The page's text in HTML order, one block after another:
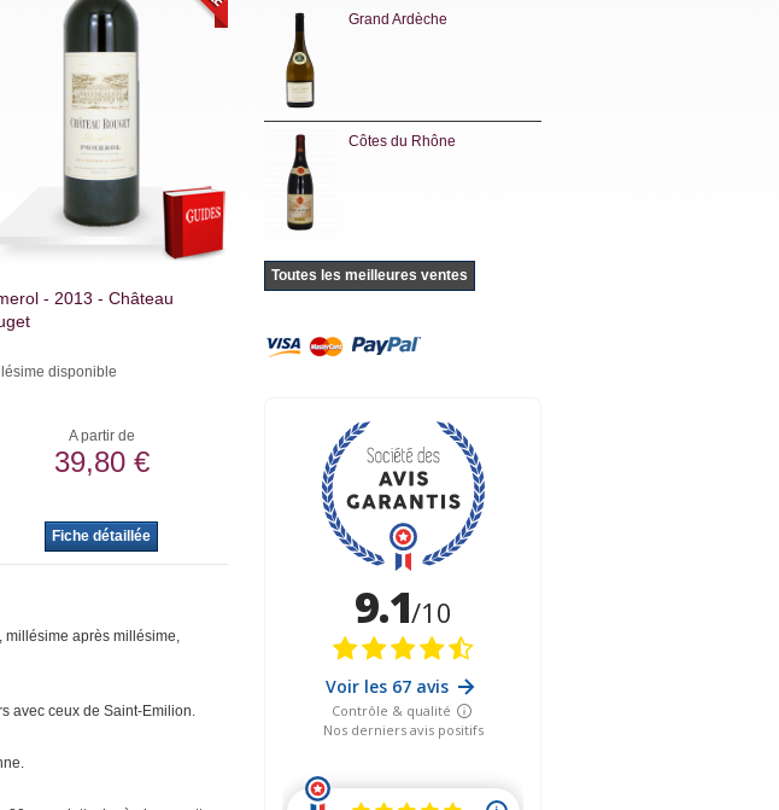
- 2013 - Château
disponible
A partir de
39,80 €
Fiche détaillée
millésime après millésime,
avec ceux de Saint-Emilion.
Grand Ardèche
Côtes du Rhône
Toutes les meilleures ventes